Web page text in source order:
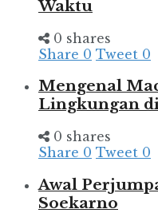
Waktu
0 shares
Share 0 Tweet 0
Mengenal
Lingkungan
0 shares
Share 0 Tweet 0
Awal
Soekarno